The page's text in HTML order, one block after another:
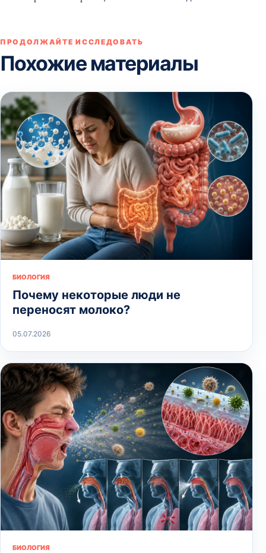
ПРОДОЛЖАЙТЕ ИССЛЕДОВАТЬ
Похожие материалы
БИОЛОГИЯ
Почему некоторые люди не
переносят молоко?
05.07.2026
БИОЛОГИЯ